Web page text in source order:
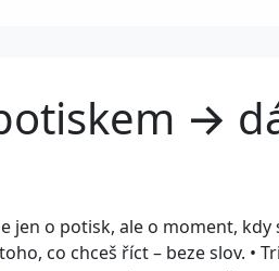
→
jen o potisk, ale o moment, kdy
co chceš říct – beze slov. •